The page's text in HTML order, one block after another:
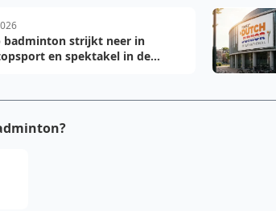
badminton strijkt neer in
en spektakel in de